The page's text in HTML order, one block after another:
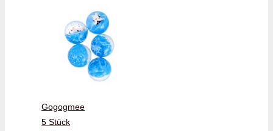
Gogogmee
5 Stück